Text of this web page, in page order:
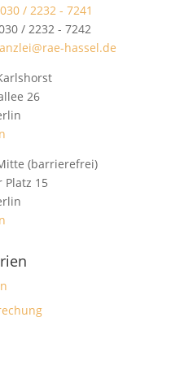
030 / 2232 - 7241
/ 2232 - 7242
hassel.de
26
(barrierefrei)
Platz 15